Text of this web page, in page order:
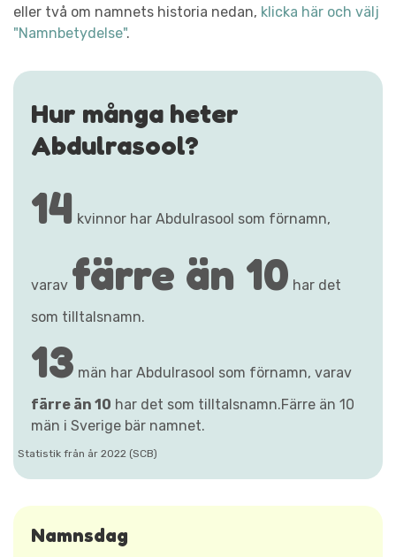
eller två om namnets historia nedan, klicka här och välj
"Namnbetydelse".
Hur många heter
Abdulrasool?
14 kvinnor har Abdulrasool som förnamn,
varav färre än 10 har det
som tilltalsnamn.
13 män har Abdulrasool som förnamn, varav
färre än 10 har det som tilltalsnamn.Färre än 10
män i Sverige bär namnet.
Statistik från år 2022 (SCB)
Namnsdag